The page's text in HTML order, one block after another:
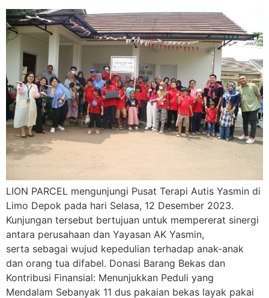
LION PARCEL mengunjungi Pusat Terapi Autis Yasmin di
Limo Depok pada hari Selasa, 12 Desember 2023.
Kunjungan tersebut bertujuan untuk mempererat sinergi
antara perusahaan dan Yayasan AK Yasmin,
serta sebagai wujud kepedulian terhadap anak-anak
dan orang tua difabel. Donasi Barang Bekas dan
Kontribusi Finansial: Menunjukkan Peduli yang
Mendalam Sebanyak 11 dus pakaian bekas layak pakai